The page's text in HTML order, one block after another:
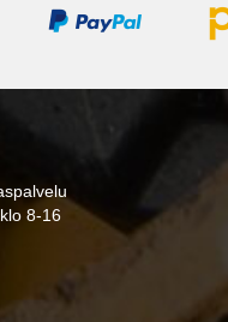
8-16